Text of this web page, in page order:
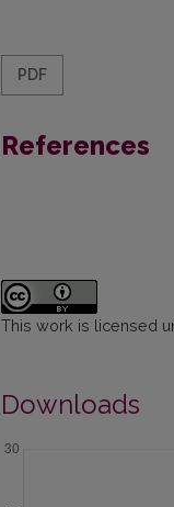
PDF
References
This work is licensed
Downloads